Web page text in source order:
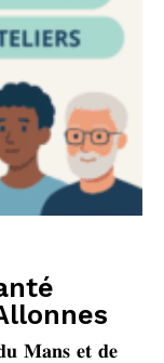
𝐌𝐚𝐧𝐬 𝐞𝐭 𝐝𝐞